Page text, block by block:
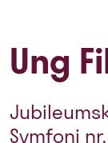
Ung
Symfoni